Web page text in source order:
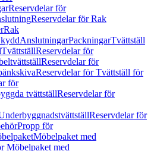
Reservdelar för
Reservdelar för Rak
Rak
AnslutningarPackningarTvättställ
TvättställReservdelar för
Reservdelar för
Reservdelar för Tvättställ för
för
tvättställReservdelar för
Reservdelar för
Propp för
Möbelpaket med
Möbelpaket med